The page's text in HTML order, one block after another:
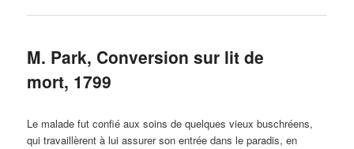
M. Park, Conversion sur lit de
mort, 1799
Le malade fut confié aux soins de quelques vieux buschréens,
qui travaillèrent à lui assurer son entrée dans le paradis, en